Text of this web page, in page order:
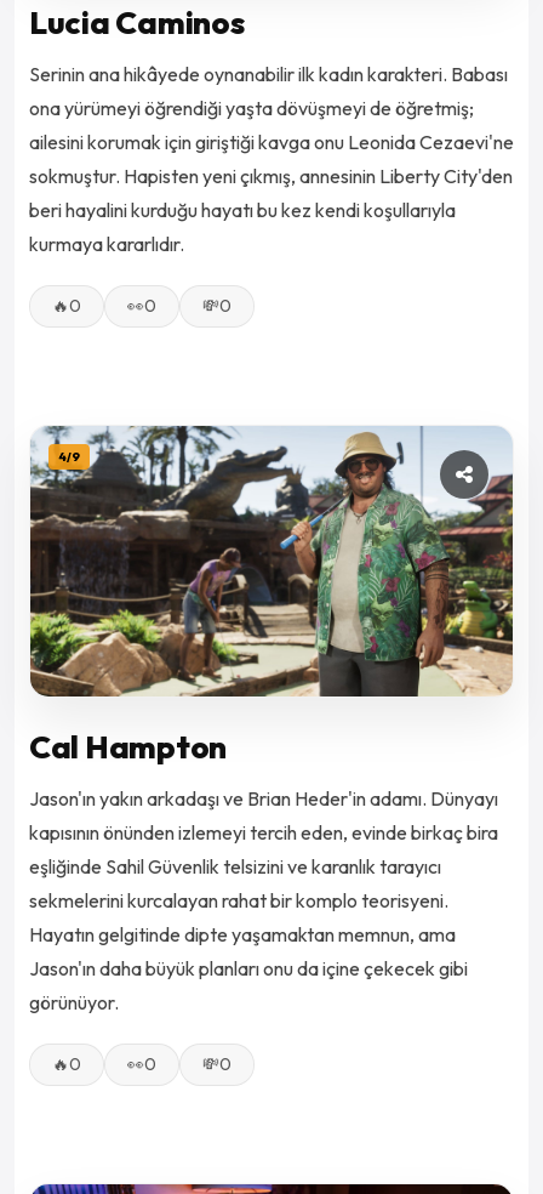
Lucia Caminos
Serinin ana hikâyede oynanabilir ilk kadın karakteri. Babası
ona yürümeyi öğrendiği yaşta dövüşmeyi de öğretmiş;
ailesini korumak için giriştiği kavga onu Leonida Cezaevi'ne
sokmuştur. Hapisten yeni çıkmış, annesinin Liberty City'den
beri hayalini kurduğu hayatı bu kez kendi koşullarıyla
kurmaya kararlıdır.
🔥0 👀0 💸0
4/9
Cal Hampton
Jason'ın yakın arkadaşı ve Brian Heder'in adamı. Dünyayı
kapısının önünden izlemeyi tercih eden, evinde birkaç bira
eşliğinde Sahil Güvenlik telsizini ve karanlık tarayıcı
sekmelerini kurcalayan rahat bir komplo teorisyeni.
Hayatın gelgitinde dipte yaşamaktan memnun, ama
Jason'ın daha büyük planları onu da içine çekecek gibi
görünüyor.
🔥0 👀0 💸0